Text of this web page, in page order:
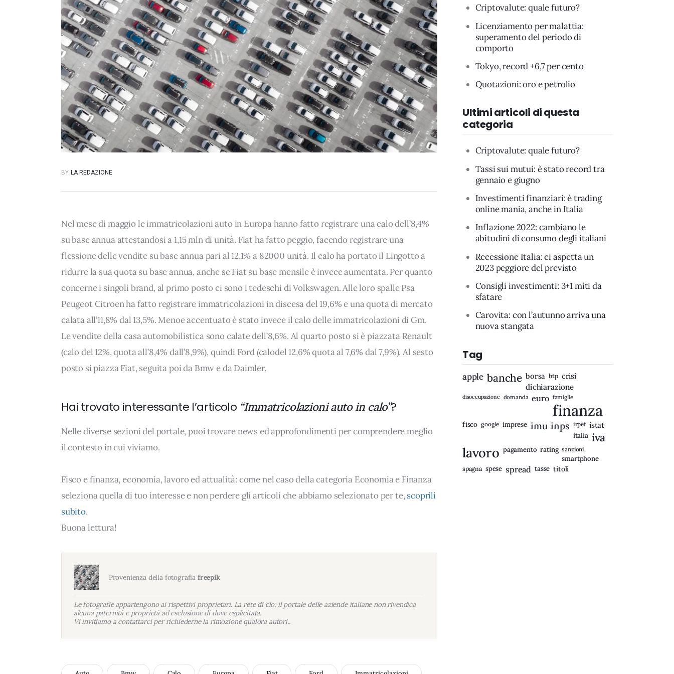
BY LA REDAZIONE
Nel mese di maggio le immatricolazioni auto in Europa hanno fatto registrare una calo dell’8,4%
su base annua attestandosi a 1,15 mln di unità. Fiat ha fatto peggio, facendo registrare una
flessione delle vendite su base annua pari al 12,1% a 82000 unità. Il calo ha portato il Lingotto a
ridurre la sua quota su base annua, anche se Fiat su base mensile è invece aumentata. Per quanto
concerne i singoli brand, al primo posto ci sono i tedeschi di Volkswagen. Alle loro spalle Psa
Peugeot Citroen ha fatto registrare immatricolazioni in discesa del 19,6% e una quota di mercato
calata all’11,8% dal 13,5%. Menoe accentuato è stato invece il calo delle immatricolazioni di Gm.
Le vendite della casa automobilistica sono calate dell’8,6%. Al quarto posto si è piazzata Renault
(calo del 12%, quota all’8,4% dall’8,9%), quindi Ford (calodel 12,6% quota al 7,6% dal 7,9%). Al sesto
posto si piazza Fiat, seguita poi da Bmw e da Daimler.
Hai trovato interessante l’articolo “Immatricolazioni auto in calo”?
Nelle diverse sezioni del portale, puoi trovare news ed approfondimenti per comprendere meglio
il contesto in cui viviamo.
Fisco e finanza, economia, lavoro ed attualità: come nel caso della categoria Economia e Finanza
seleziona quella di tuo interesse e non perdere gli articoli che abbiamo selezionato per te,scoprili
subito.
Buona lettura!
Provenienza della fotografia freepik
Le fotografie appartengono ai rispettivi proprietari. La rete di clo: il portale delle aziende italiane non rivendica
alcuna paternità e proprietà ad esclusione di dove esplicitata.
Vi invitiamo a contattarci per richiederne la rimozione qualora autori..
Criptovalute: quale futuro?
Licenziamento per malattia:
superamento del periodo di
comporto
Tokyo, record +6,7 per cento
Quotazioni: oro e petrolio
Ultimi articoli di questa
categoria
Criptovalute: quale futuro?
Tassi sui mutui: è stato record tra
gennaio e giugno
Investimenti finanziari: è trading
online mania, anche in Italia
Inflazione 2022: cambiano le
abitudini di consumo degli italiani
Recessione Italia: ci aspetta un
2023 peggiore del previsto
Consigli investimenti: 3+1 miti da
sfatare
Carovita: con l’autunno arriva una
nuova stangata
Tag
apple banche borsa btp crisi
dichiarazione
disoccupazione domanda euro famiglie
finanza
fisco google imprese imu inps irpef istat
italia iva
lavoro pagamento rating sanzioni
smartphone
spagna spese spread tasse titoli